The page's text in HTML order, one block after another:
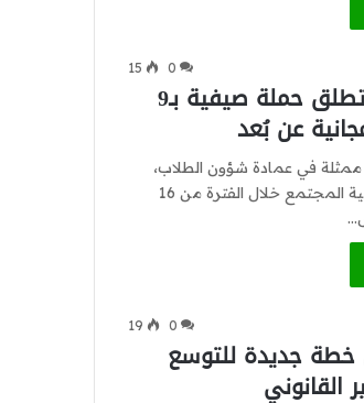
0
15
جامعة شقراء تطلق حملة صيفية بـ9
عن بُعد
في عمادة شؤون الطلاب،
الحملة الصيفية لتنمية المجتمع خلال الفترة من 16
0
19
خطة جديدة للتوسع
القانوني